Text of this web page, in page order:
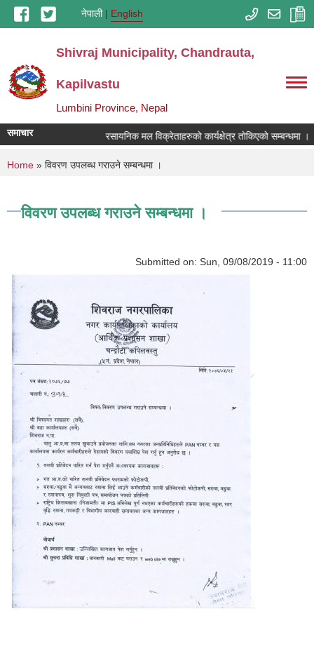
Skip to main contentनेपाली English
Shivraj Municipality, Chandrauta,
Kapilvastu
Lumbini Province, Nepal
समाचार रसायनिक मल विक्रेताहरुको कार्यक्षेत्र तोकिएको सम्बन्धमा ।
You are here
Home » विवरण उपलब्ध गराउने सम्बन्धमा ।
विवरण उपलब्ध गराउने सम्बन्धमा ।
Submitted on: Sun, 09/08/2019 - 11:00